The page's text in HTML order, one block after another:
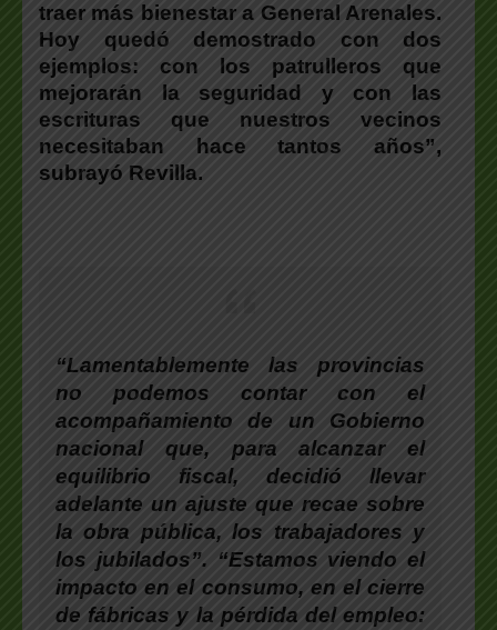
traer más bienestar a General Arenales.
Hoy quedó demostrado con dos
ejemplos: con los patrulleros que
mejorarán la seguridad y con las
escrituras que nuestros vecinos
necesitaban hace tantos años”,
subrayó Revilla.
“Lamentablemente las provincias
no podemos contar con el
acompañamiento de un Gobierno
nacional que, para alcanzar el
equilibrio fiscal, decidió llevar
adelante un ajuste que recae sobre
la obra pública, los trabajadores y
los jubilados”. “Estamos viendo el
impacto en el consumo, en el cierre
de fábricas y la pérdida del empleo: